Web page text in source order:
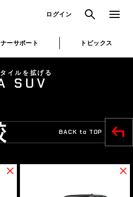
ログイン 検索 メニュ
ーサポート トピックス
BACK to TOP
イルを拡げる
SUV